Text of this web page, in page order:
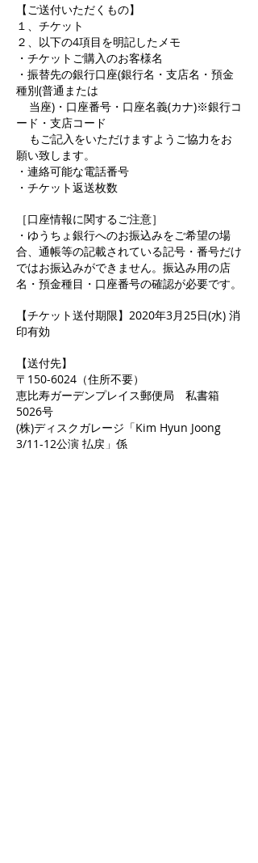
【ご送付いただくもの】
１、チケット
２、以下の4項目を明記したメモ
・チケットご購入のお客様名
・振替先の銀行口座(銀行名・支店名・預金
種別(普通または
当座)・口座番号・口座名義(カナ)※銀行コ
ード・支店コード
もご記入をいただけますようご協力をお
願い致します。
・連絡可能な電話番号
・チケット返送枚数
［口座情報に関するご注意］
・ゆうちょ銀行へのお振込みをご希望の場
合、通帳等の記載されている記号・番号だけ
ではお振込みができません。振込み用の店
名・預金種目・口座番号の確認が必要です。
【チケット送付期限】2020年3月25日(水) 消
印有効
【送付先】
〒150-6024（住所不要）
恵比寿ガーデンプレイス郵便局 私書箱
5026号
(株)ディスクガレージ「Kim Hyun Joong
3/11-12公演 払戻」係